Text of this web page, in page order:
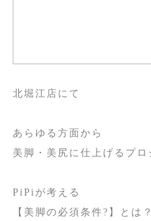
北堀江店にて
あらゆる方面から
美脚・美尻に仕上げるプ
PiPiが考える
【美脚の必須条件?】とは？